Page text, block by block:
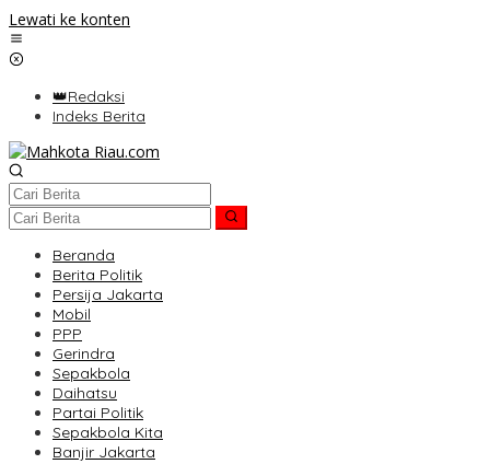
Lewati ke konten
👑Redaksi
Indeks Berita
Beranda
Berita Politik
Persija Jakarta
Mobil
PPP
Gerindra
Sepakbola
Daihatsu
Partai Politik
Sepakbola Kita
Banjir Jakarta